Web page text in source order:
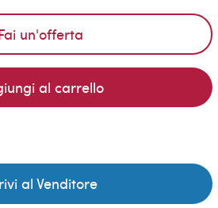
un'offerta
al carrello
al Venditore